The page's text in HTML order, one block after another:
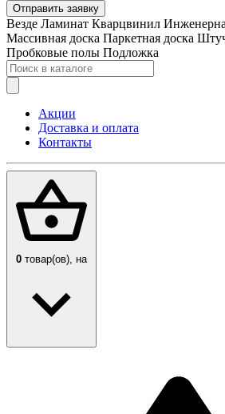
Отправить заявку
Везде Ламинат Кварцвинил
Массивная доска Паркетная доска
Пробковые полы Подложка
Акции
Доставка и оплата
Контакты
0 товар(ов), на